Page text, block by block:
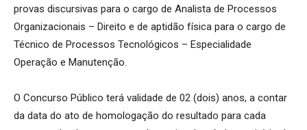
provas discursivas para o cargo de Analista de Processos
Organizacionais – Direito e de aptidão física para o cargo de
Técnico de Processos Tecnológicos – Especialidade
Operação e Manutenção.
O Concurso Público terá validade de 02 (dois) anos, a contar
da data do ato de homologação do resultado para cada